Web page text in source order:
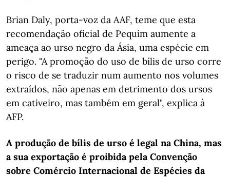
Brian Daly, porta-voz da AAF, teme que esta
recomendação oficial de Pequim aumente a
ameaça ao urso negro da Ásia, uma espécie em
perigo. "A promoção do uso de bílis de urso corre
o risco de se traduzir num aumento nos volumes
extraídos, não apenas em detrimento dos ursos
em cativeiro, mas também em geral", explica à
AFP.
A produção de bílis de urso é legal na China, mas
a sua exportação é proibida pela Convenção
sobre Comércio Internacional de Espécies da